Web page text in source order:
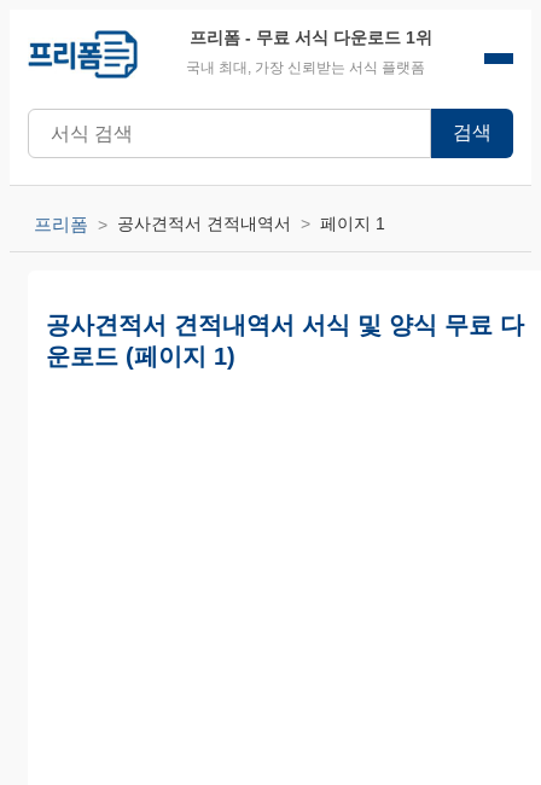
프리폼 - 무료 서식 다운로드 1위
국내 최대, 가장 신뢰받는 서식 플랫폼
검색
프리폼 공사견적서 견적내역서 페이지 1
공사견적서 견적내역서 서식 및 양식 무료 다
운로드 (페이지 1)